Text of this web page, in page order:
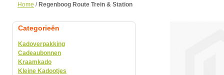
Home / Regenboog Route Trein & Station
Categorieën
Kadoverpakking
Cadeaubonnen
Kraamkado
Kleine Kadootjes